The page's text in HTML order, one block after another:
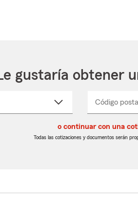
gustaría obtener
Código postal
_____
o continuar con una
Todas las cotizaciones y documentos serán